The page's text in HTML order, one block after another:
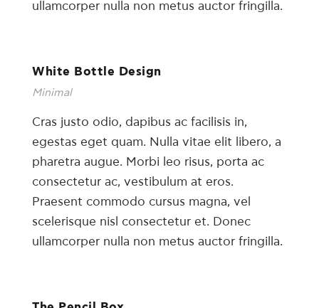
ullamcorper nulla non metus auctor fringilla.
White Bottle Design
Minimal
Cras justo odio, dapibus ac facilisis in,
egestas eget quam. Nulla vitae elit libero, a
pharetra augue. Morbi leo risus, porta ac
consectetur ac, vestibulum at eros.
Praesent commodo cursus magna, vel
scelerisque nisl consectetur et. Donec
ullamcorper nulla non metus auctor fringilla.